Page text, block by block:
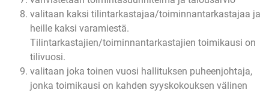
valitaan kaksi tilintarkastajaa/toiminnantarkastajaa ja
heille kaksi varamiestä.
Tilintarkastajien/toiminnantarkastajien toimikausi on
tilivuosi.
valitaan joka toinen vuosi hallituksen puheenjohtaja,
jonka toimikausi on kahden syyskokouksen välinen